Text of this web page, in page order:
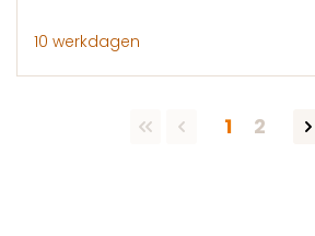
10 werkdagen
Pagina
1 Pagina
2